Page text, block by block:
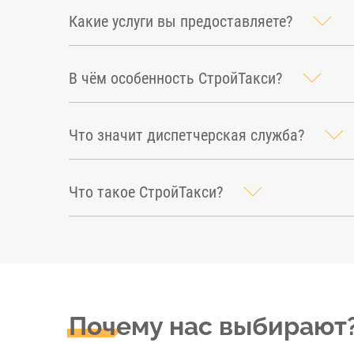
Какие услуги вы предоставляете?
В чём особенность СтройТакси?
Что значит диспетчерская служба?
Что такое СтройТакси?
Почему нас